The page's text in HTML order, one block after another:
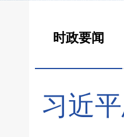
时政要闻
习近